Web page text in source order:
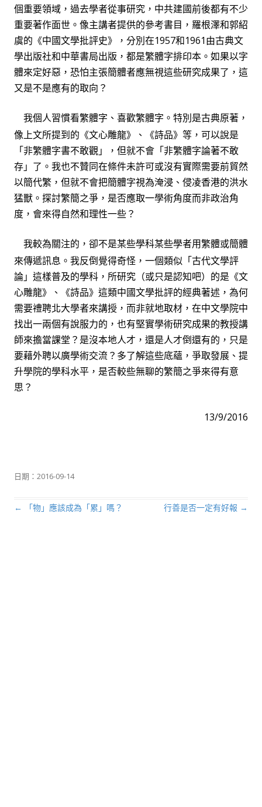
個重要領域，過去學者從事研究，中共建國前後都有不少
重要著作面世。像主講者提供的參考書目， 羅根澤和郭紹
虞的 《中國文學批評史》 ，分別在1957和1961由古典文
學出版社和中華書局出版，都是繁體字排印本。如果以字
體來定好惡，恐怕主張簡體者應無視這些研究成果了，這
又是不是應有的取向？
我個人習慣看繁體字、喜歡繁體字。特別是古典原著，
像上文所提到的 《文心雕龍》、《詩品》等，可以說是
「非繁體字書不敢觀」，但就不會「非繁體字論著不敢
存」了。我也不贊同在條件未許可或沒有實際需要前貿然
以簡代繁，但就不會把簡體字視為淹浸、侵凌香港的洪水
猛獸。探討繁簡之爭，是否應取一學術角度而非政治角
度，會來得自然和理性一些？
我較為關注的，卻不是某些學科某些學者用繁體或簡體
來傳遞訊息。我反倒覺得奇怪，一個類似「古代文學評
論」這樣普及的學科，所研究（或只是認知吧） 的是《文
心雕龍》、《詩品》這類中國文學批評的經典著述，為何
需要禮聘北大學者來講授，而非就地取材，在中文學院中
找出一兩個有說服力的，也有堅實學術研究成果的教授講
師來擔當課堂？是沒本地人才，還是人才倒還有的，只是
要藉外聘以廣學術交流？多了解這些底蘊，爭取發展、提
升學院的學科水平，是否較些無聊的繁簡之爭來得有意
思？
13/9/2016
日期： 2016-09-14
文章導航列
← 「物」應該成為「累」嗎？ 行善是否一定有好報 →